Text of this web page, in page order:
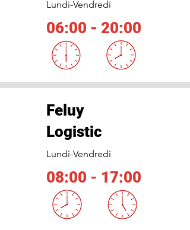
Lundi-Vendredi
06:00 - 20:00
Feluy
Logistic
Lundi-Vendredi
08:00 - 17:00